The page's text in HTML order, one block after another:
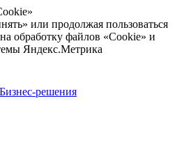
или продолжая пользоваться
обработку файлов «Cookie» и
Яндекс.Метрика
решения